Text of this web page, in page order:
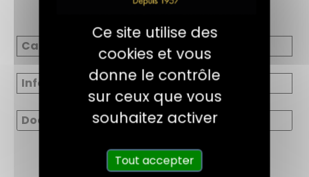
Caractéristiques
Informations réglementaires
Documents
Ce site utilise des
cookies et vous
donne le contrôle
sur ceux que vous
souhaitez activer
Tout accepter